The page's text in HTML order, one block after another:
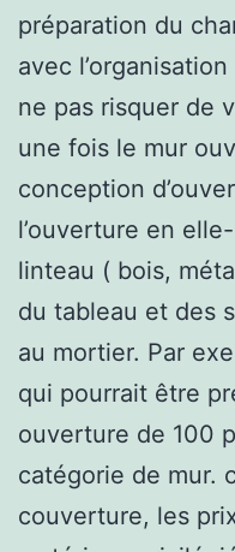
préparation du
avec
ne pas risquer de
une fois le mur
conception
l’ouverture en
linteau ( bois,
du tableau et des
au mortier. Par
qui pourrait être
ouverture de 100
catégorie de mur.
couverture, les